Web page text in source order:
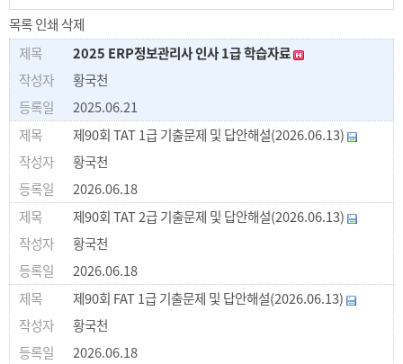
목록인쇄 삭제
2025 ERP정보관리사 인사 1급 학습자료
황국천
2025.06.21
제90회 TAT 1급 기출문제 및 답안해설(2026.06.13)
황국천
2026.06.18
제90회 TAT 2급 기출문제 및 답안해설(2026.06.13)
황국천
2026.06.18
제90회 FAT 1급 기출문제 및 답안해설(2026.06.13)
황국천
2026.06.18